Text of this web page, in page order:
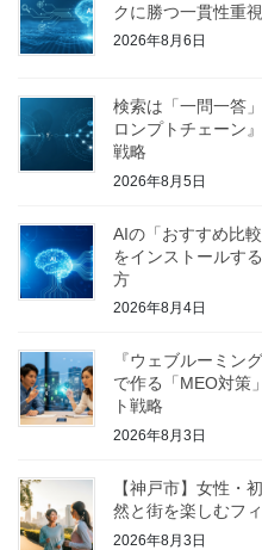
クに勝つ一貫性重
2026年8月6日
検索は「一問一答
ロンプトチェーン
戦略
2026年8月5日
AIの「おすすめ比
をインストールす
方
2026年8月4日
『ウェブルーミン
で作る「MEO対策
ト戦略
2026年8月3日
【神戸市】女性・
然と街を楽しむフ
2026年8月3日